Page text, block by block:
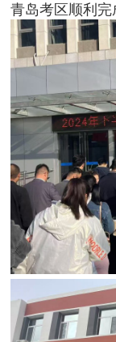
青岛考区顺利完